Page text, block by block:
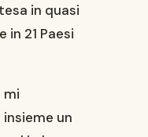
in quasi
21 Paesi
mi
un